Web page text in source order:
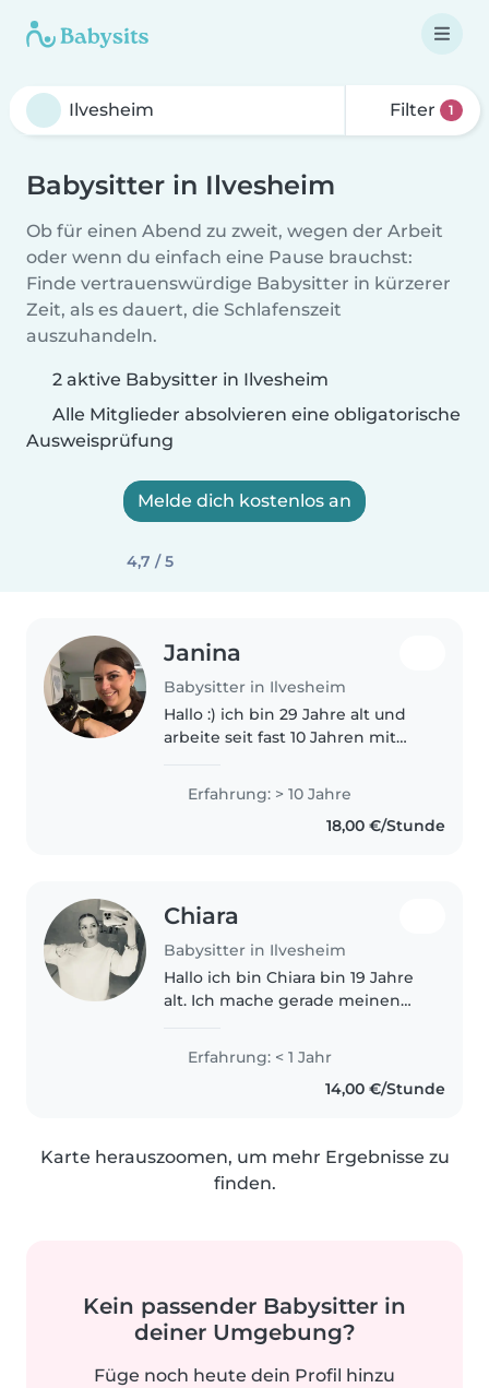
Filter 1
Babysitter in Ilvesheim
Ob für einen Abend zu zweit, wegen der Arbeit
oder wenn du einfach eine Pause brauchst:
Finde vertrauenswürdige Babysitter in kürzerer
Zeit, als es dauert, die Schlafenszeit
auszuhandeln.
2 aktive Babysitter in Ilvesheim
Alle Mitglieder absolvieren eine obligatorische
Ausweisprüfung
Melde dich kostenlos an
4,7 / 5
Janina
Babysitter in Ilvesheim
Hallo :) ich bin 29 Jahre alt und
arbeite seit fast 10 Jahren mit
habe meine Ausbildung zur
Erzieherin vor 6 Jahren
abgeschlossen und habe in den
Erfahrung: > 10 Jahre
18,00 €/Stunde
Chiara
Babysitter in Ilvesheim
Hallo ich bin Chiara bin 19 Jahre
alt. Ich mache gerade meinen
habe ich natürlich auch ein paar
Hobbys. Ich tanze Ballett,..
Erfahrung: < 1 Jahr
14,00 €/Stunde
Karte herauszoomen, um mehr Ergebnisse zu
finden.
Kein passender Babysitter in
deiner Umgebung?
Füge noch heute dein Profil hinzu